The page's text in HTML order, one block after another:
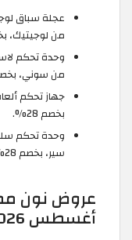
من لوجيتيك،
من سوني، بخصم
بخصم 28%.
سير، بخصم 28%.
عروض نون
أغسطس 2026 | خصم حتى 35%